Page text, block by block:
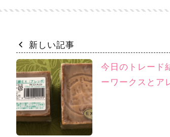
新しい記事
今日のトレー
ーワークスとア